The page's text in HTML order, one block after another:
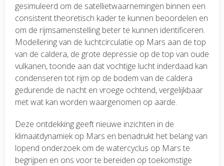
gesimuleerd om de satellietwaarnemingen binnen een
consistent theoretisch kader te kunnen beoordelen en
om de rijmsamenstelling beter te kunnen identificeren.
Modellering van de luchtcirculatie op Mars aan de top
van de caldera, de grote depressie op de top van oude
vulkanen, toonde aan dat vochtige lucht inderdaad kan
condenseren tot rijm op de bodem van de caldera
gedurende de nacht en vroege ochtend, vergelijkbaar
met wat kan worden waargenomen op aarde.
Deze ontdekking geeft nieuwe inzichten in de
klimaatdynamiek op Mars en benadrukt het belang van
lopend onderzoek om de watercyclus op Mars te
begrijpen en ons voor te bereiden op toekomstige